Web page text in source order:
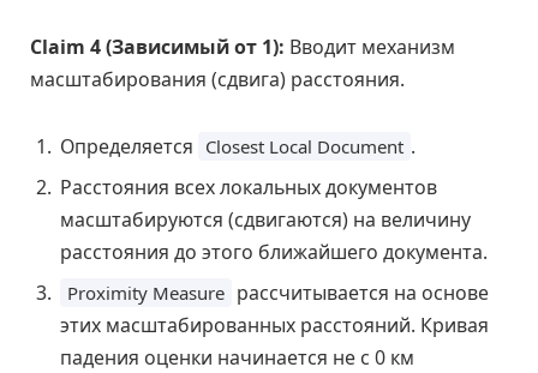
Claim 4 (Зависимый от 1): Вводит механизм
масштабирования (сдвига) расстояния.
Определяется Closest Local Document .
Расстояния всех локальных документов
масштабируются (сдвигаются) на величину
расстояния до этого ближайшего документа.
Proximity Measure рассчитывается на основе
этих масштабированных расстояний. Кривая
падения оценки начинается не с 0 км